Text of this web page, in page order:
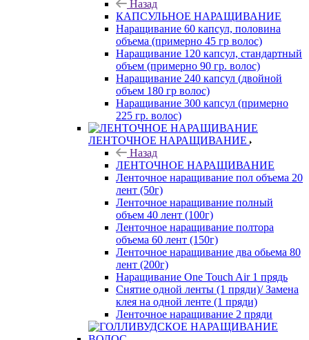
Назад
КАПСУЛЬНОЕ НАРАЩИВАНИЕ
Наращивание 60 капсул, половина
объема (примерно 45 гр волос)
Наращивание 120 капсул, стандартный
объем (примерно 90 гр. волос)
Наращивание 240 капсул (двойной
объем 180 гр волос)
Наращивание 300 капсул (примерно
225 гр. волос)
ЛЕНТОЧНОЕ НАРАЩИВАНИЕ
Назад
ЛЕНТОЧНОЕ НАРАЩИВАНИЕ
Ленточное наращивание пол объема 20
лент (50г)
Ленточное наращивание полный
объем 40 лент (100г)
Ленточное наращивание полтора
объема 60 лент (150г)
Ленточное наращивание два обьема 80
лент (200г)
Наращивание One Touch Air 1 прядь
Снятие одной ленты (1 пряди)/ Замена
клея на одной ленте (1 пряди)
Ленточное наращивание 2 пряди